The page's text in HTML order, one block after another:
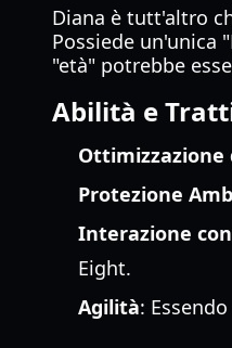
Diana è tutt'altro
Possiede un'unica
"età" potrebbe
Abilità e
Ottimizzazione
Protezione
Interazione
Eight.
Agilità: